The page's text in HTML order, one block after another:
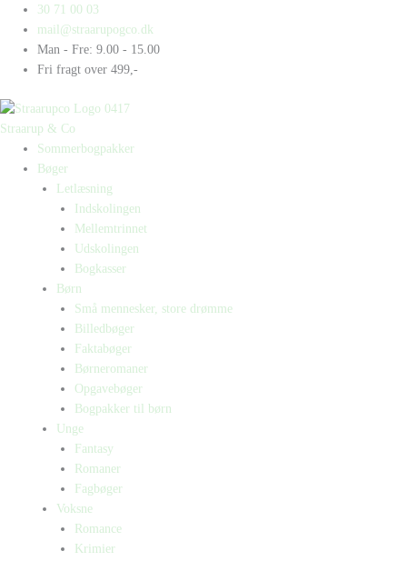
indholdet
30 71 00 03
mail@straarupogco.dk
Man - Fre: 9.00 - 15.00
Fri fragt over 499,-
Straarup & Co
Sommerbogpakker
Bøger
Letlæsning
Indskolingen
Mellemtrinnet
Udskolingen
Bogkasser
Børn
Små mennesker, store drømme
Billedbøger
Faktabøger
Børneromaner
Opgavebøger
Bogpakker til børn
Unge
Fantasy
Romaner
Fagbøger
Voksne
Romance
Krimier
Products
search
Products
search
bananas